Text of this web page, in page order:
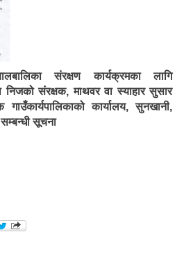
संरक्षण कार्यक्रमका लागि
निजको संरक्षक, माथवर वा स्याहार सुसार
गाउँकार्यपालिकाको कार्यालय, सुनखानी,
सूचना